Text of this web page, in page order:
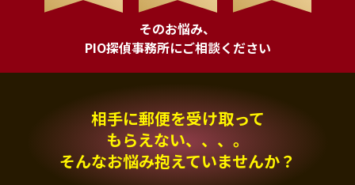
そのお悩み、
PIO探偵事務所にご相談ください
相手に郵便を受け取って
もらえない、、、。
そんなお悩み抱えていませんか？